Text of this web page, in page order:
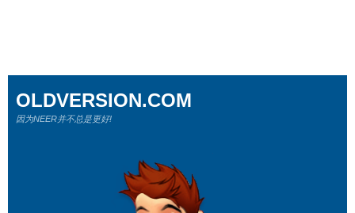
OLDVERSION.COM
因为NEER并不总是更好!